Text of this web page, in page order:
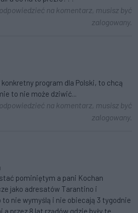
na komentarz, musisz być
zalogowany.
program dla Polski, to chcą
to nie może dziwić...
na komentarz, musisz być
zalogowany.
pominiętym a pani Kochan
jako adresatów Tarantino i
to nie wymyślą i nie obiecają 3 tygodnie
a przez 8 lat rządów gdzie były te